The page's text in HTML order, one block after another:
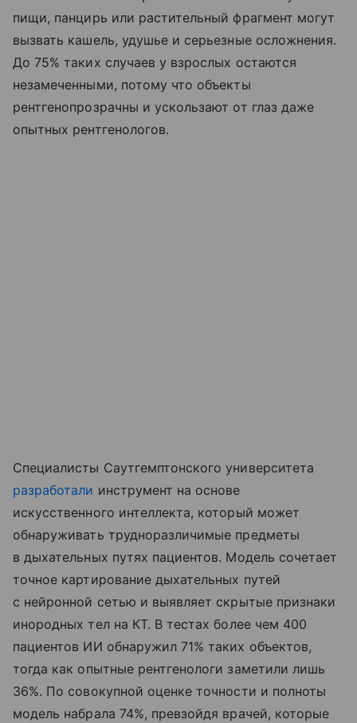
пищи, панцирь или растительный фрагмент могут
вызвать кашель, удушье и серьезные осложнения.
До 75% таких случаев у взрослых остаются
незамеченными, потому что объекты
рентгенопрозрачны и ускользают от глаз даже
опытных рентгенологов.
Специалисты Саутгемптонского университета
разработали инструмент на основе
искусственного интеллекта, который может
обнаруживать трудноразличимые предметы
в дыхательных путях пациентов. Модель сочетает
точное картирование дыхательных путей
с нейронной сетью и выявляет скрытые признаки
инородных тел на КТ. В тестах более чем 400
пациентов ИИ обнаружил 71% таких объектов,
тогда как опытные рентгенологи заметили лишь
36%. По совокупной оценке точности и полноты
модель набрала 74%, превзойдя врачей, которые